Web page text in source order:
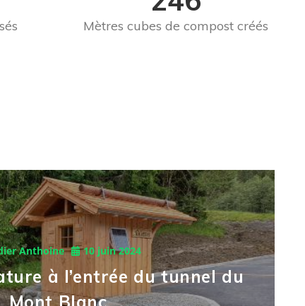
Mètres cubes de compost créés
Anthoine 10 juin 2024
à l’entrée du tunnel du
Mont Blanc